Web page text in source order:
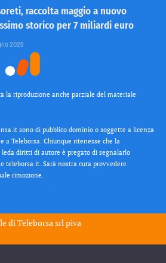
raccolta maggio a nuovo
storico per 7 miliardi euro
2026
la riproduzione anche parziale del materiale
sono di pubblico dominio o soggette a licenza
a Teleborsa. Chiunque ritenesse che la
diritti di autore è pregato di segnalarlo
teleborsa.it. Sarà nostra cura provvedere
rimozione.
diTeleborsa srlpiva